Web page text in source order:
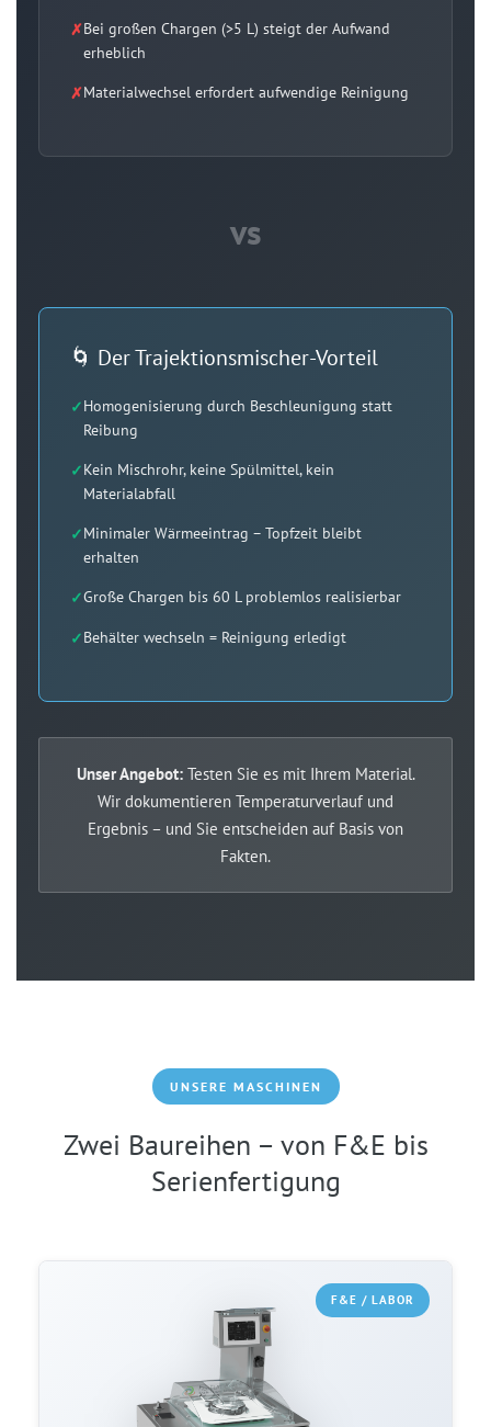
Bei großen Chargen (>5 L) steigt der Aufwand
erheblich
Materialwechsel erfordert aufwendige Reinigung
vs
🌀 Der Trajektionsmischer-Vorteil
Homogenisierung durch Beschleunigung statt
Reibung
Kein Mischrohr, keine Spülmittel, kein
Materialabfall
Minimaler Wärmeeintrag – Topfzeit bleibt
erhalten
Große Chargen bis 60 L problemlos realisierbar
Behälter wechseln = Reinigung erledigt
Unser Angebot:Testen Sie es mit Ihrem Material.
Wir dokumentieren Temperaturverlauf und
Ergebnis – und Sie entscheiden auf Basis von
Fakten.
UNSERE MASCHINEN
Zwei Baureihen – von F&E bis
Serienfertigung
F&E / LABOR